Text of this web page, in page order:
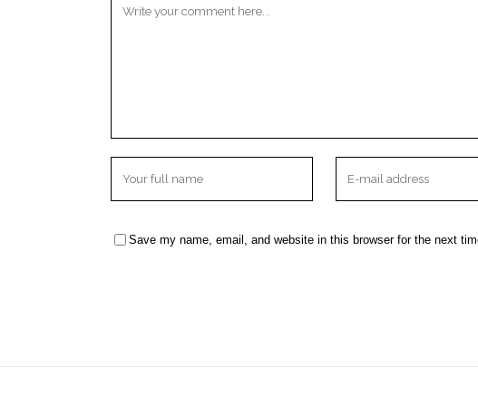
Save my name, email, and website in this browser for the next